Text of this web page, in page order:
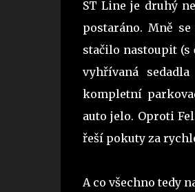
ST Line je druhý
postaráno. Mně
stačilo nastoupit (s
vyhřívaná
kompletní
auto jelo. Oproti
řeší pokuty za
A co všechno tedy